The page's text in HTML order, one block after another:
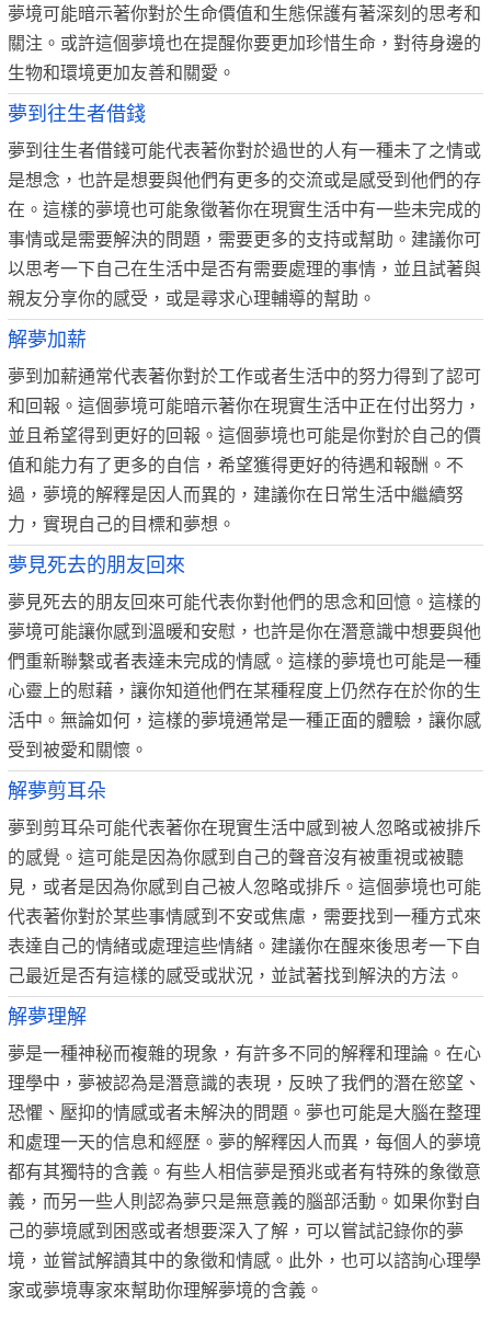
夢境可能暗示著你對於生命價值和生態保護有著深刻的思考和
關注。或許這個夢境也在提醒你要更加珍惜生命，對待身邊的
生物和環境更加友善和關愛。
夢到往生者借錢
夢到往生者借錢可能代表著你對於過世的人有一種未了之情或
是想念，也許是想要與他們有更多的交流或是感受到他們的存
在。這樣的夢境也可能象徵著你在現實生活中有一些未完成的
事情或是需要解決的問題，需要更多的支持或幫助。建議你可
以思考一下自己在生活中是否有需要處理的事情，並且試著與
親友分享你的感受，或是尋求心理輔導的幫助。
解夢加薪
夢到加薪通常代表著你對於工作或者生活中的努力得到了認可
和回報。這個夢境可能暗示著你在現實生活中正在付出努力，
並且希望得到更好的回報。這個夢境也可能是你對於自己的價
值和能力有了更多的自信，希望獲得更好的待遇和報酬。不
過，夢境的解釋是因人而異的，建議你在日常生活中繼續努
力，實現自己的目標和夢想。
夢見死去的朋友回來
夢見死去的朋友回來可能代表你對他們的思念和回憶。這樣的
夢境可能讓你感到溫暖和安慰，也許是你在潛意識中想要與他
們重新聯繫或者表達未完成的情感。這樣的夢境也可能是一種
心靈上的慰藉，讓你知道他們在某種程度上仍然存在於你的生
活中。無論如何，這樣的夢境通常是一種正面的體驗，讓你感
受到被愛和關懷。
解夢剪耳朵
夢到剪耳朵可能代表著你在現實生活中感到被人忽略或被排斥
的感覺。這可能是因為你感到自己的聲音沒有被重視或被聽
見，或者是因為你感到自己被人忽略或排斥。這個夢境也可能
代表著你對於某些事情感到不安或焦慮，需要找到一種方式來
表達自己的情緒或處理這些情緒。建議你在醒來後思考一下自
己最近是否有這樣的感受或狀況，並試著找到解決的方法。
解夢理解
夢是一種神秘而複雜的現象，有許多不同的解釋和理論。在心
理學中，夢被認為是潛意識的表現，反映了我們的潛在慾望、
恐懼、壓抑的情感或者未解決的問題。夢也可能是大腦在整理
和處理一天的信息和經歷。夢的解釋因人而異，每個人的夢境
都有其獨特的含義。有些人相信夢是預兆或者有特殊的象徵意
義，而另一些人則認為夢只是無意義的腦部活動。如果你對自
己的夢境感到困惑或者想要深入了解，可以嘗試記錄你的夢
境，並嘗試解讀其中的象徵和情感。此外，也可以諮詢心理學
家或夢境專家來幫助你理解夢境的含義。